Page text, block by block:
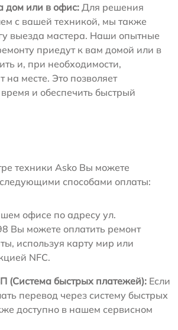
дом или в офис: Для решения
с вашей техникой, мы также
выезда мастера. Наши опытные
приедут к вам домой или в
и, при необходимости,
на месте. Это позволяет
и обеспечить быстрый
техники Asko Вы можете
следующими способами оплаты:
офисе по адресу ул.
Вы можете оплатить ремонт
используя карту мир или
NFC.
(Система быстрых платежей): Если
перевод через систему быстрых
доступно в нашем сервисном